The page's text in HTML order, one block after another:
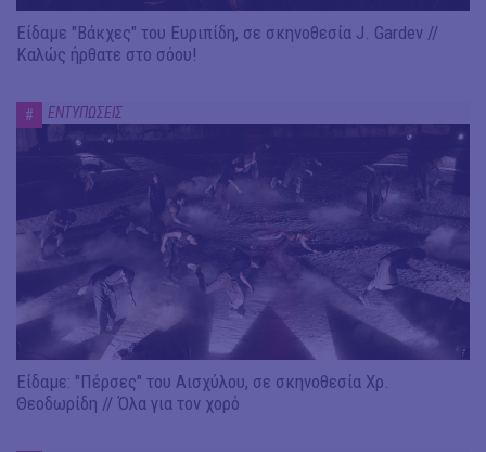
Είδαμε "Βάκχες" του Ευριπίδη, σε σκηνοθεσία J. Gardev //
Καλώς ήρθατε στο σόου!
# ΕΝΤΥΠΩΣΕΙΣ
Είδαμε: "Πέρσες" του Αισχύλου, σε σκηνοθεσία Χρ.
Θεοδωρίδη // Όλα για τον χορό